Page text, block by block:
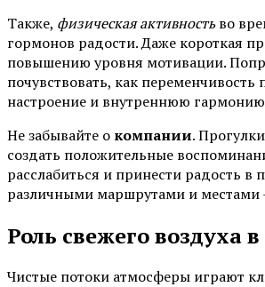
Также, физическая активностьво
гормонов радости. Даже короткая
повышению уровня мотивации.
почувствовать, как
настроение и внутреннюю
Не забывайте о компании.
создать положительные
расслабиться и принести радость в
различными маршрутами и местами
Роль свежего воздуха
Чистые потоки атмосферы играют